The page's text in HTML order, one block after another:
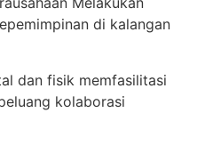
di kalangan
dan fisik memfasilitasi
kolaborasi